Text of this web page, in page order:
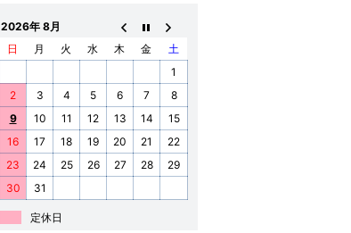
2026年 8月
日
月 火 水 木 金
土
1
2
3 4 5 6 7
8
9
10 11 12 13 14
15
16
17 18 19 20 21
22
23
24 25 26 27 28
29
30
31
定休日